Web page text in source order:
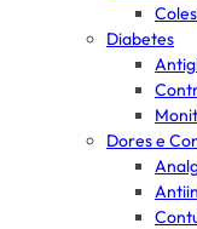
Diabetes
Dores e